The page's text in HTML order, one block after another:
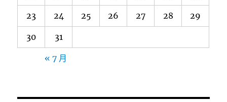
23 24 25 26 27 28 29
30 31
« 7 月